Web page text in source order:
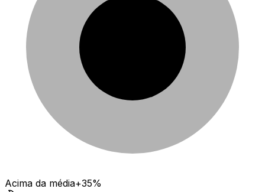
Acima da média+35%